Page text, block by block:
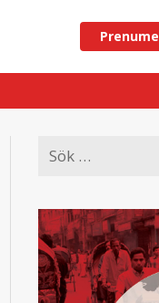
Search
for: